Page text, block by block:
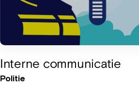
Interne communicatie
Politie